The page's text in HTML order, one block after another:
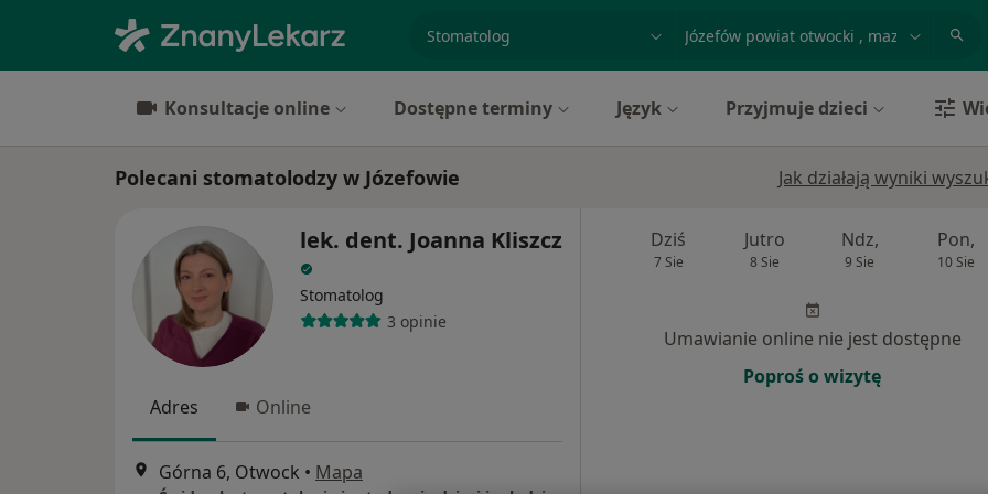
specjalizacja, badanie lub nazwiskomiasto lub dzielnica
Konsultacje online Dostępne terminy Język Przyjmuje dzieci
Polecani stomatolodzy w Józefowie Jak działają wyniki
lek. dent. Joanna Kliszcz
Stomatolog
3 opinie
Adres Online
Górna 6, Otwock • Mapa
Dziś
7 Sie
Jutro
8 Sie
Ndz,
9 Sie
Pon,
10 Sie
Umawianie online nie jest dostępne
Poproś o wizytę